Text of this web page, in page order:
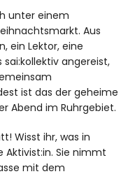
unter einem
Aus
ein Lektor, eine
angereist,
ist das der geheime
Abend im Ruhrgebiet.
Wisst ihr, was in
Sie nimmt
mit dem